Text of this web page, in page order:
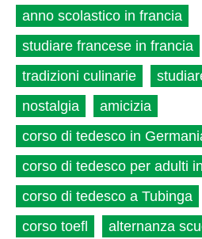
anno scolastico in francia
studiare francese in francia
tradizioni culinarie
nostalgia
amicizia
corso di tedesco in
corso di tedesco per adulti
corso di tedesco a Tubinga
corso toefl
alternanza